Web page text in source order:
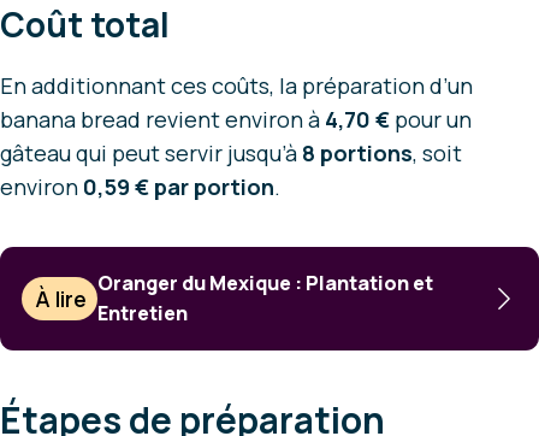
Coût total
En additionnant ces coûts, la préparation d’un
banana bread revient environ à 4,70 € pour un
gâteau qui peut servir jusqu’à 8 portions, soit
environ 0,59 € par portion.
À lire
Oranger du Mexique : Plantation et
Entretien
Étapes de préparation